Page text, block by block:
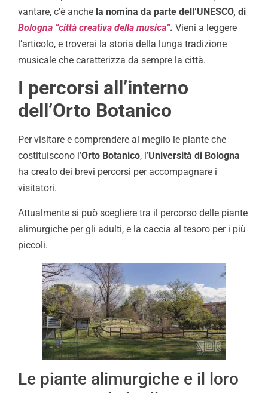
vantare, c’è anche la nomina da parte dell’UNESCO, di
Bologna “città creativa della musica”. Vieni a leggere
l’articolo, e troverai la storia della lunga tradizione
musicale che caratterizza da sempre la città.
I percorsi all’interno
dell’Orto Botanico
Per visitare e comprendere al meglio le piante che
costituiscono l’Orto Botanico, l’Università di Bologna
ha creato dei brevi percorsi per accompagnare i
visitatori.
Attualmente si può scegliere tra il percorso delle piante
alimurgiche per gli adulti, e la caccia al tesoro per i più
piccoli.
Le piante alimurgiche e il loro